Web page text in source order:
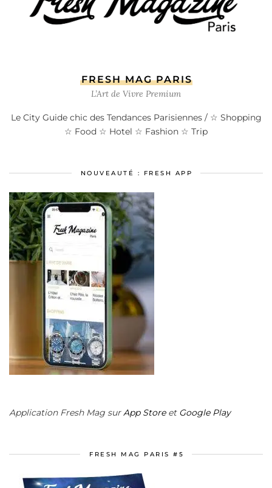
FRESH MAG PARIS
L’Art de Vivre Premium
Le City Guide chic des Tendances Parisiennes / ☆ Shopping
☆ Food ☆ Hotel ☆ Fashion ☆ Trip
NOUVEAUTÉ : FRESH APP
Application Fresh Mag surApp Storeet Google Play
FRESH MAG PARIS #5